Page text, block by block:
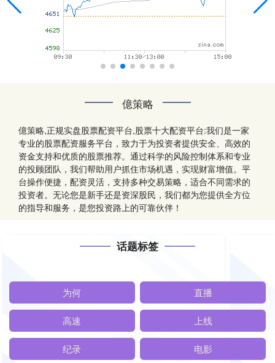
億策略
億策略,正规实盘股票配资平台,股票十大配资平台:我们是一家
专业的股票配资服务平台，致力于为投资者提供安全、高效的
资金支持和优质的股票推荐。通过科学的风险控制体系和专业
的投顾团队，我们帮助用户抓住市场机遇，实现财富增值。平
台操作便捷，配资灵活，支持多种交易策略，适合不同需求的
投资者。无论您是新手还是资深股民，我们都为您提供全方位
的指导和服务，是您投资路上的可靠伙伴！
话题标签
为何 直播
高速 上线
纪录 电影